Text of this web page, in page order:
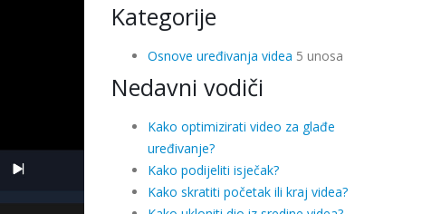
Kategorije
Osnove uređivanja videa 5 unosa
Nedavni vodiči
Kako optimizirati video za glađe
uređivanje?
Kako podijeliti isječak?
Kako skratiti početak ili kraj videa?